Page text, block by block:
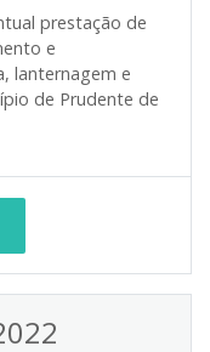
prestação de
e
lanternagem e
de Prudente de